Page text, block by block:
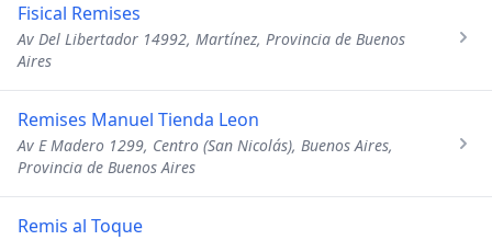
Fisical Remises
Av Del Libertador 14992, Martínez, Provincia de Buenos
Aires
Remises Manuel Tienda Leon
Av E Madero 1299, Centro (San Nicolás), Buenos Aires,
Provincia de Buenos Aires
Remis al Toque